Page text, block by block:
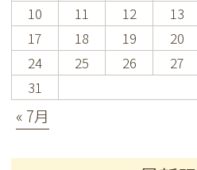
10
11 12 13
17
18 19 20
24
25 26 27
31
« 7月